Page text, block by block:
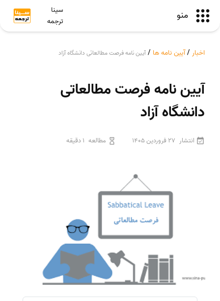
منو
سینا
ترجمه
اخبار /آیین نامه ها / آیین نامه فرصت مطالعاتی دانشگاه آزاد
آیین نامه فرصت مطالعاتی
دانشگاه آزاد
انتشار 27 فروردین 1405 مطالعه 1 دقیقه